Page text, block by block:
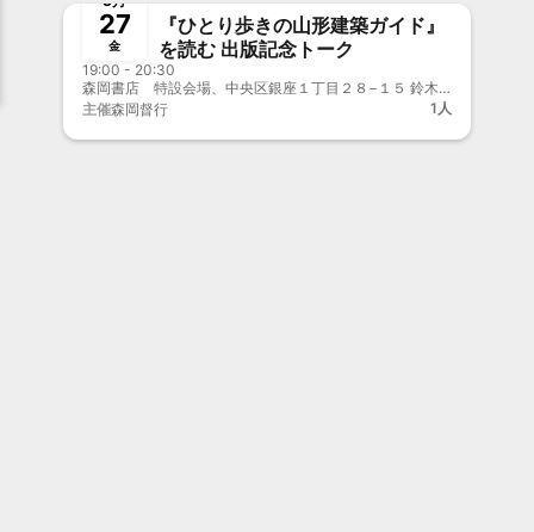
27
金
『ひとり歩きの山形建築ガイド』
を読む 出版記念トーク
19:00 - 20:30
森岡書店 特設会場、中央区銀座１丁目２８−１５ 鈴木ビル
主催森岡督行 1人